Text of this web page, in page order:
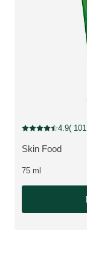
ZOBRAZIT
Skin Food
Aktuální 4.9(
75 ml